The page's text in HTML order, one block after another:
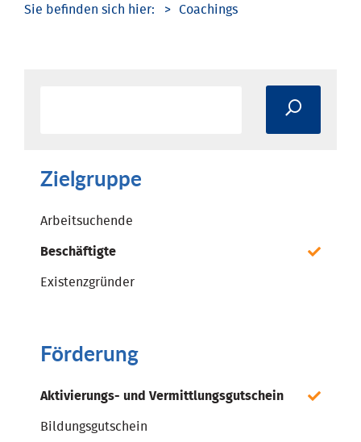
Coachings
Zielgruppe
Arbeitsuchende
Beschäftigte
Existenzgründer
Förderung
Aktivierungs- und Vermittlungsgutschein
Bildungsgutschein